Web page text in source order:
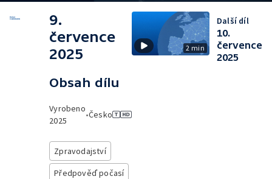
9.
července
2025
Obsah dílu
Vyrobeno
2025
•Česko
Zpravodajství
Předpověď počasí
2 min
Další díl
10.
července
2025